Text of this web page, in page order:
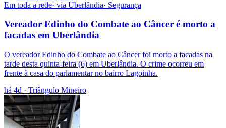
Em toda a rede· via Uberlândia· Segurança
Vereador Edinho do Combate ao Câncer é morto a
facadas em Uberlândia
O vereador Edinho do Combate ao Câncer foi morto a facadas na
tarde desta quinta-feira (6) em Uberlândia. O crime ocorreu em
frente à casa do parlamentar no bairro Lagoinha.
há 4d · Triângulo Mineiro